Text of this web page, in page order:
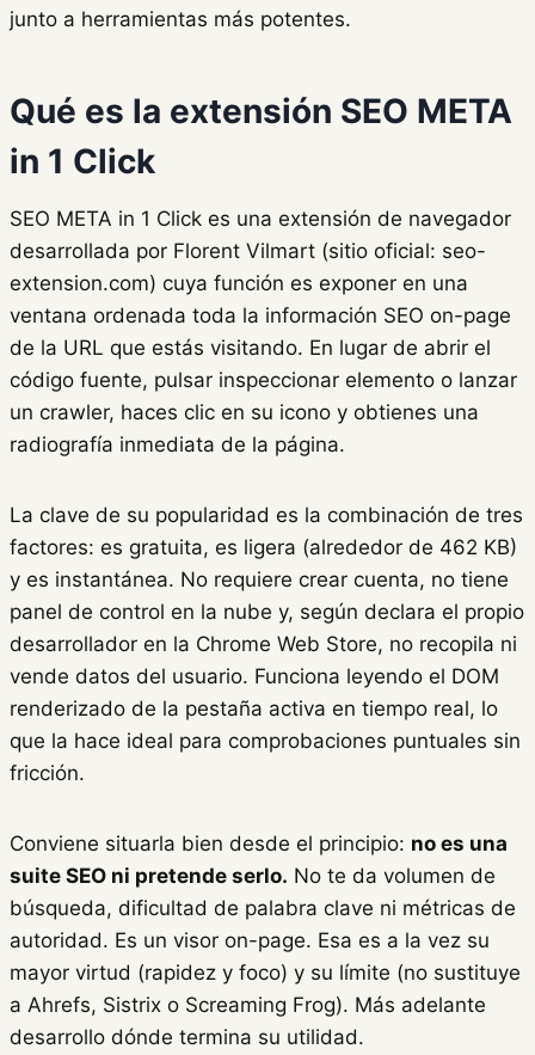
junto a herramientas más potentes.
Qué es la extensión SEO META
in 1 Click
SEO META in 1 Click es una extensión de navegador
desarrollada por Florent Vilmart (sitio oficial: seo-
extension.com) cuya función es exponer en una
ventana ordenada toda la información SEO on-page
de la URL que estás visitando. En lugar de abrir el
código fuente, pulsar inspeccionar elemento o lanzar
un crawler, haces clic en su icono y obtienes una
radiografía inmediata de la página.
La clave de su popularidad es la combinación de tres
factores: es gratuita, es ligera (alrededor de 462 KB)
y es instantánea. No requiere crear cuenta, no tiene
panel de control en la nube y, según declara el propio
desarrollador en la Chrome Web Store, no recopila ni
vende datos del usuario. Funciona leyendo el DOM
renderizado de la pestaña activa en tiempo real, lo
que la hace ideal para comprobaciones puntuales sin
fricción.
Conviene situarla bien desde el principio: no es una
suite SEO ni pretende serlo. No te da volumen de
búsqueda, dificultad de palabra clave ni métricas de
autoridad. Es un visor on-page. Esa es a la vez su
mayor virtud (rapidez y foco) y su límite (no sustituye
a Ahrefs, Sistrix o Screaming Frog). Más adelante
desarrollo dónde termina su utilidad.